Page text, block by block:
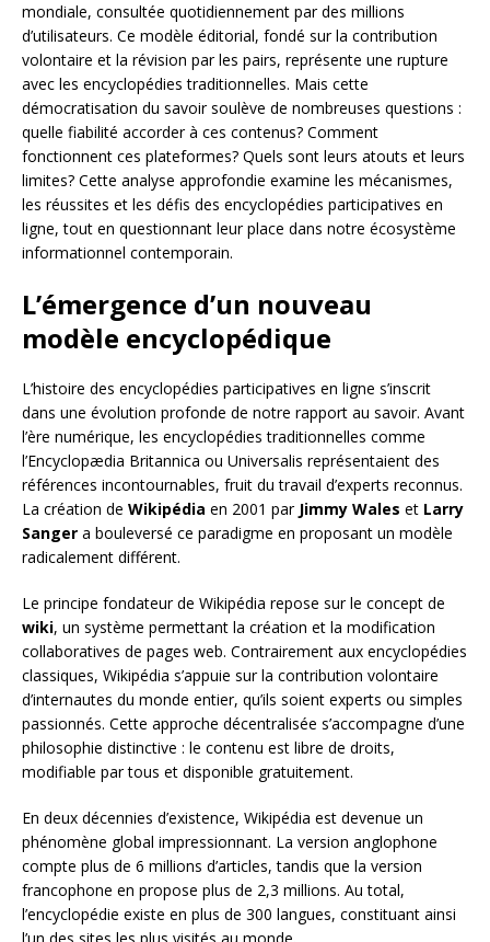
mondiale, consultée quotidiennement par des millions
d’utilisateurs. Ce modèle éditorial, fondé sur la contribution
volontaire et la révision par les pairs, représente une rupture
avec les encyclopédies traditionnelles. Mais cette
démocratisation du savoir soulève de nombreuses questions :
quelle fiabilité accorder à ces contenus? Comment
fonctionnent ces plateformes? Quels sont leurs atouts et leurs
limites? Cette analyse approfondie examine les mécanismes,
les réussites et les défis des encyclopédies participatives en
ligne, tout en questionnant leur place dans notre écosystème
informationnel contemporain.
L’émergence d’un nouveau
modèle encyclopédique
L’histoire des encyclopédies participatives en ligne s’inscrit
dans une évolution profonde de notre rapport au savoir. Avant
l’ère numérique, les encyclopédies traditionnelles comme
l’Encyclopædia Britannica ou Universalis représentaient des
références incontournables, fruit du travail d’experts reconnus.
La création de Wikipédia en 2001 par Jimmy Wales et Larry
Sanger a bouleversé ce paradigme en proposant un modèle
radicalement différent.
Le principe fondateur de Wikipédia repose sur le concept de
wiki, un système permettant la création et la modification
collaboratives de pages web. Contrairement aux encyclopédies
classiques, Wikipédia s’appuie sur la contribution volontaire
d’internautes du monde entier, qu’ils soient experts ou simples
passionnés. Cette approche décentralisée s’accompagne d’une
philosophie distinctive : le contenu est libre de droits,
modifiable par tous et disponible gratuitement.
En deux décennies d’existence, Wikipédia est devenue un
phénomène global impressionnant. La version anglophone
compte plus de 6 millions d’articles, tandis que la version
francophone en propose plus de 2,3 millions. Au total,
l’encyclopédie existe en plus de 300 langues, constituant ainsi